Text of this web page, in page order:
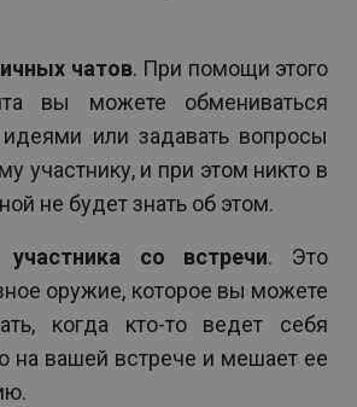
чатов. При помощи этого
вы можете обмениваться
или задавать вопросы
участнику, и при этом никто в
не будет знать об этом.
участника со встречи. Это
оружие, которое вы можете
когда кто-то ведет себя
на вашей встрече и мешает ее